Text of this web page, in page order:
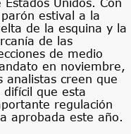
Estados Unidos. Con
estival a la
de la esquina y la
de las
de medio
en noviembre,
analistas creen que
difícil que esta
regulación
aprobada este año.